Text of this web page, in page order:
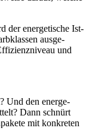
der energe­tische Ist-
ausge­
und
Und den energe­
Dann schnürt
mit konkreten